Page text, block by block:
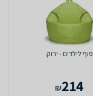
פוף לילדים - ירוק
214
₪